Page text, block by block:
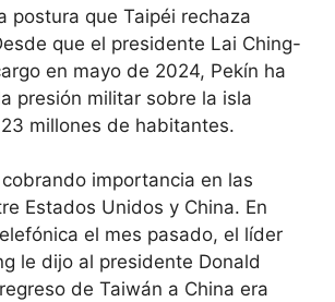
postura que Taipéi rechaza
que el presidente Lai Ching-
en mayo de 2024, Pekín ha
presión militar sobre la isla
millones de habitantes.
importancia en las
Estados Unidos y China. En
el mes pasado, el líder
le dijo al presidente Donald
de Taiwán a China era